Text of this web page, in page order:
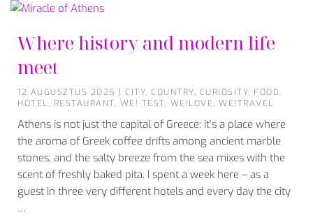
Where history and modern life
meet
12 AUGUSZTUS 2025 | CITY, COUNTRY, CURIOSITY, FOOD,
HOTEL, RESTAURANT, WE! TEST, WE!LOVE, WE!TRAVEL
Athens is not just the capital of Greece: it’s a place where
the aroma of Greek coffee drifts among ancient marble
stones, and the salty breeze from the sea mixes with the
scent of freshly baked pita. I spent a week here – as a
guest in three very different hotels and every day the city
…